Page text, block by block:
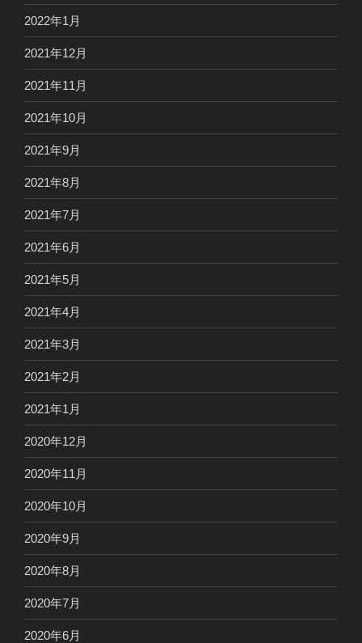
2022年1月
2021年12月
2021年11月
2021年10月
2021年9月
2021年8月
2021年7月
2021年6月
2021年5月
2021年4月
2021年3月
2021年2月
2021年1月
2020年12月
2020年11月
2020年10月
2020年9月
2020年8月
2020年7月
2020年6月